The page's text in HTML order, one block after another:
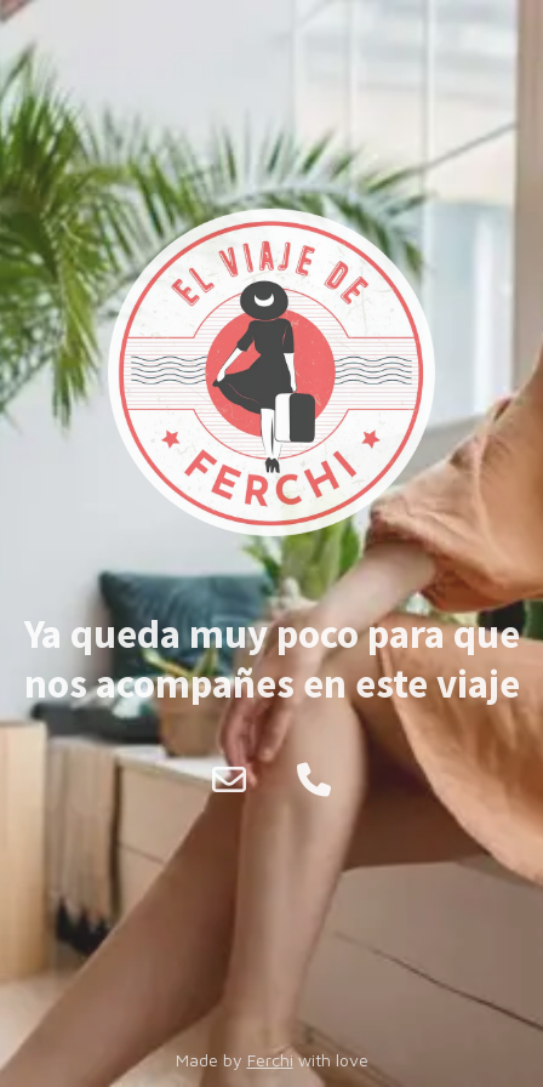
Ya queda muy poco para que
nos acompañes en este viaje
Made by Ferchiwith love